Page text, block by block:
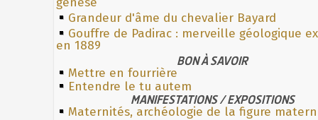
Grandeur d'âme du chevalier Bayard
Gouffre de Padirac : merveille géologique
en 1889
BON À SAVOIR
Mettre en fourrière
Entendre le tu autem
MANIFESTATIONS / EXPOSITIONS
Maternités, archéologie de la figure